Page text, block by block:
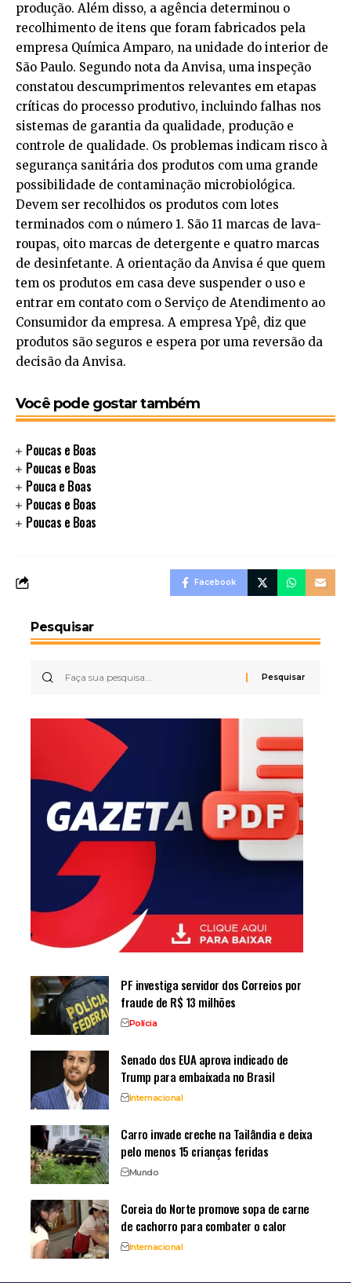
produção. Além disso, a agência determinou o
recolhimento de itens que foram fabricados pela
empresa Química Amparo, na unidade do interior de
São Paulo. Segundo nota da Anvisa, uma inspeção
constatou descumprimentos relevantes em etapas
críticas do processo produtivo, incluindo falhas nos
sistemas de garantia da qualidade, produção e
controle de qualidade. Os problemas indicam risco à
segurança sanitária dos produtos com uma grande
possibilidade de contaminação microbiológica.
Devem ser recolhidos os produtos com lotes
terminados com o número 1. São 11 marcas de lava-
roupas, oito marcas de detergente e quatro marcas
de desinfetante. A orientação da Anvisa é que quem
tem os produtos em casa deve suspender o uso e
entrar em contato com o Serviço de Atendimento ao
Consumidor da empresa. A empresa Ypê, diz que
produtos são seguros e espera por uma reversão da
decisão da Anvisa.
Você pode gostar também
Poucas e Boas
Poucas e Boas
Pouca e Boas
Poucas e Boas
Poucas e Boas
Facebook
Pesquisar
PF investiga servidor dos Correios por
fraude de R$ 13 milhões
Polícia
Senado dos EUA aprova indicado de
Trump para embaixada no Brasil
Internacional
Carro invade creche na Tailândia e deixa
pelo menos 15 crianças feridas
Mundo
Coreia do Norte promove sopa de carne
de cachorro para combater o calor
Internacional